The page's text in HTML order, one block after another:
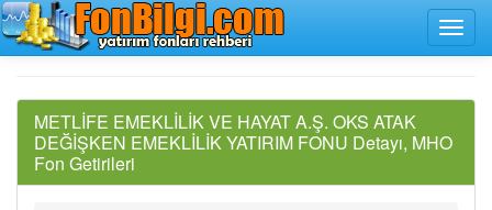
METLİFE EMEKLİLİK VE HAYAT A.Ş. OKS ATAK
DEĞİŞKEN EMEKLİLİK YATIRIM FONU Detayı, MHO
Fon Getirileri